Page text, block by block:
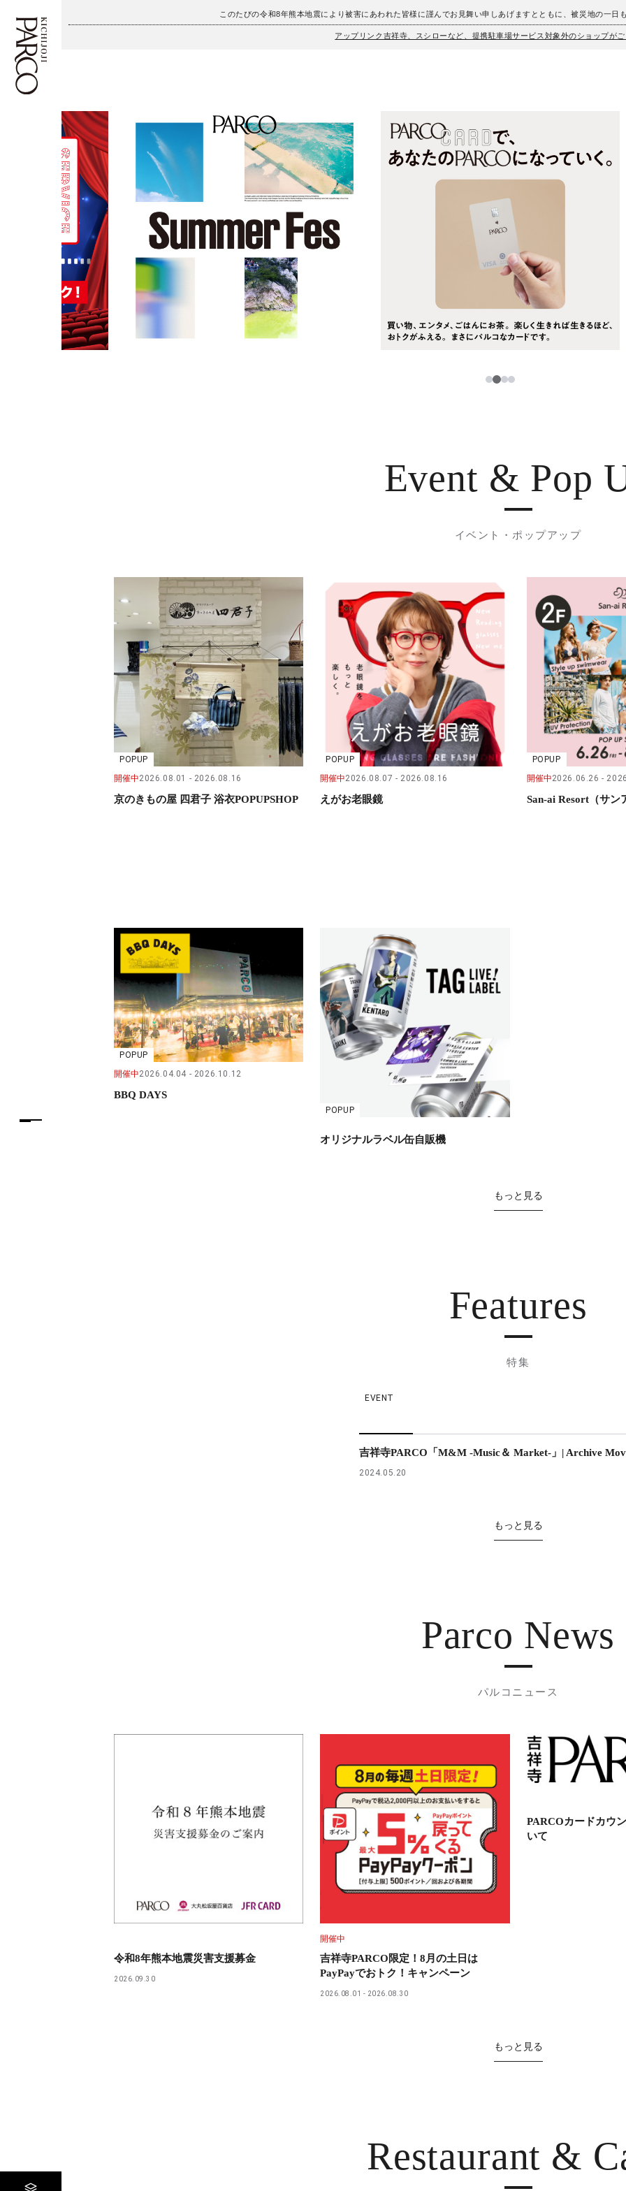
このたびの令和8年熊本地震により被害にあわれた皆様に謹んでお見舞い申しあげますとともに、被災地の一日
アップリンク吉祥寺、スシローなど、提携駐車場サービス対象外のショップが
施設案内・アクセス
イベント・ポップアップ
ニュース
レストラン・カフェ
TAX FREE
PARCOメンバーズ
繁体字
簡体字
한국어
ภาษาไทย
日本語
1234
Event & Pop
イベント・ポップアップ
POPUP
開催中2026.08.01 2026.08.16
京のきもの屋 四君子 浴衣POPUPSHOP
POPUP
開催中2026.08.07 2026.08.16
えがお老眼鏡
POPUP
開催中2026.06.26
San-ai Resort（サン
POPUP
開催中2026.04.04 2026.10.12
BBQ DAYS
POPUP
オリジナルラベル缶自販機
もっと見る
Features
特集
EVENT
吉祥寺PARCO「M&M -Music＆ Market-」| Archive
2024.05.20
もっと見る
Parco News
パルコニュース
令和8年熊本地震災害支援募金
2026.09.30
開催中
吉祥寺PARCO限定！8月の土日は
PayPayでおトク！キャンペーン
2026.08.01 2026.08.30
PARCOカードカウ
いて
もっと見る
Restaurant &